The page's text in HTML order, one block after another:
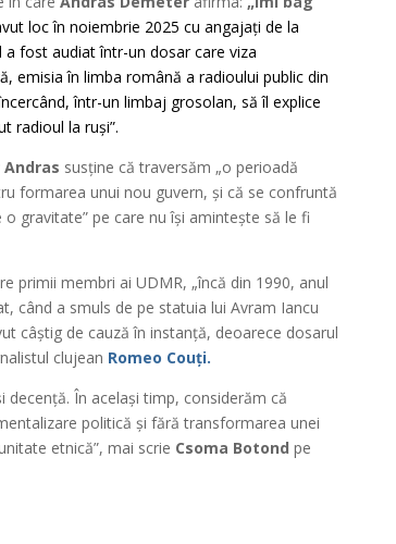
loc în noiembrie 2025 cu angajați de la
fost audiat într-un dosar care viza
emisia în limba română a radioului public din
într-un limbaj grosolan, să îl explice
radioul la ruși”.
susține că traversăm „o perioadă
formarea unui nou guvern, și că se confruntă
gravitate” pe care nu își amintește să le fi
primii membri ai UDMR, „încă din 1990, anul
când a smuls de pe statuia lui Avram Iancu
câștig de cauză în instanță, deoarece dosarul
clujean Romeo Couți.
În același timp, considerăm că
politică și fără transformarea unei
etnică”, mai scrie Csoma Botond pe